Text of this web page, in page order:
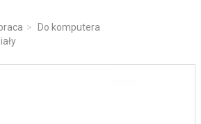
Do komputera